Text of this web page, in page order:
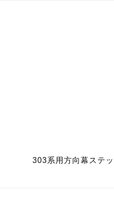
303系用方向幕ステ